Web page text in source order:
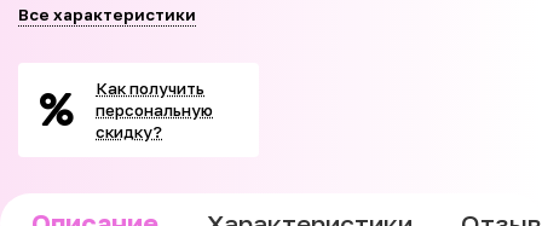
Все характеристики
Как получить
персональную
скидку?